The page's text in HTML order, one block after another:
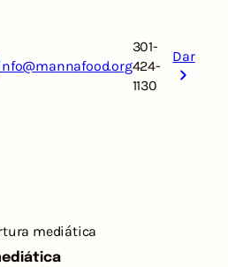
301-
424-
1130
Dar
mediática